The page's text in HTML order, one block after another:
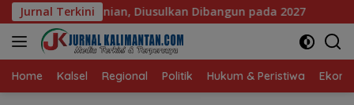
Langsung
ke
konten
Jurnal Terkini
pada 2027 DPRD Banjarmasin Dorong
Home Kalsel Regional Politik Hukum & Peristiwa